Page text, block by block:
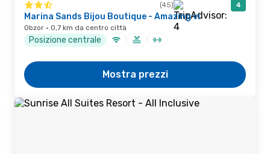
(45) 4
Marina Sands Bijou Boutique - Amazing vi
Obzor · 0,7 km da centro città
Posizione centrale
Mostra prezzi